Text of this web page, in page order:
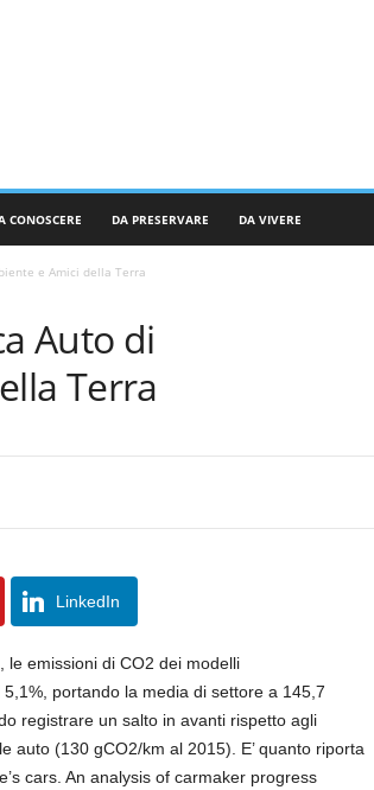
CONOSCERE DA PRESERVARE DA VIVERE
e Amici della Terra
Auto di
Terra
LinkedIn
emissioni di CO2 dei modelli
portando la media di settore a 145,7
registrare un salto in avanti rispetto agli
auto (130 gCO2/km al 2015). E’ quanto riporta
cars. An analysis of carmaker progress